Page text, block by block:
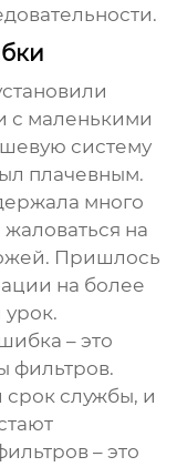
с маленькими
систему
плачевным.
много
на
Пришлось
на более
– это
фильтров.
службы, и
– это